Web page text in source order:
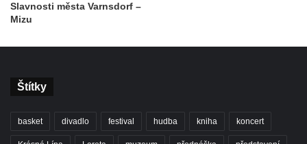
Slavnosti města Varnsdorf –
Mizu
Štítky
basket divadlo festival hudba kniha koncert